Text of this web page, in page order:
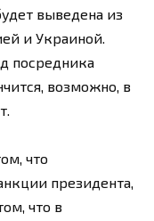
выведена из
и Украиной.
посредника
возможно, в
что
президента,
что в